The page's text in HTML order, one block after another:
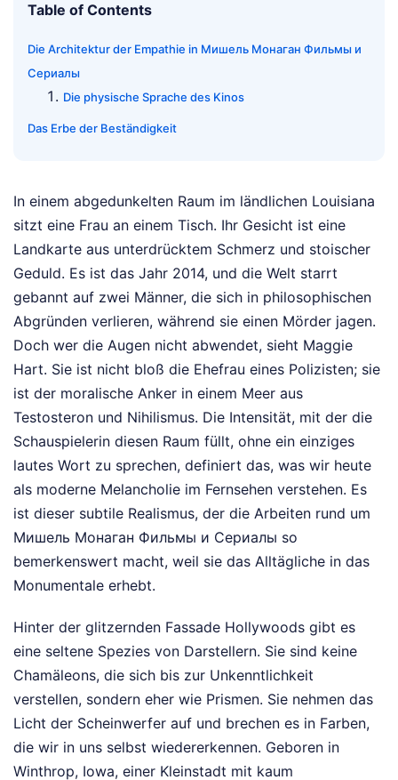
Table of Contents
Die Architektur der Empathie in Мишель Монаган Фильмы и
Сериалы
Die physische Sprache des Kinos
Das Erbe der Beständigkeit
In einem abgedunkelten Raum im ländlichen Louisiana
sitzt eine Frau an einem Tisch. Ihr Gesicht ist eine
Landkarte aus unterdrücktem Schmerz und stoischer
Geduld. Es ist das Jahr 2014, und die Welt starrt
gebannt auf zwei Männer, die sich in philosophischen
Abgründen verlieren, während sie einen Mörder jagen.
Doch wer die Augen nicht abwendet, sieht Maggie
Hart. Sie ist nicht bloß die Ehefrau eines Polizisten; sie
ist der moralische Anker in einem Meer aus
Testosteron und Nihilismus. Die Intensität, mit der die
Schauspielerin diesen Raum füllt, ohne ein einziges
lautes Wort zu sprechen, definiert das, was wir heute
als moderne Melancholie im Fernsehen verstehen. Es
ist dieser subtile Realismus, der die Arbeiten rund um
Мишель Монаган Фильмы и Сериалы so
bemerkenswert macht, weil sie das Alltägliche in das
Monumentale erhebt.
Hinter der glitzernden Fassade Hollywoods gibt es
eine seltene Spezies von Darstellern. Sie sind keine
Chamäleons, die sich bis zur Unkenntlichkeit
verstellen, sondern eher wie Prismen. Sie nehmen das
Licht der Scheinwerfer auf und brechen es in Farben,
die wir in uns selbst wiedererkennen. Geboren in
Winthrop, Iowa, einer Kleinstadt mit kaum